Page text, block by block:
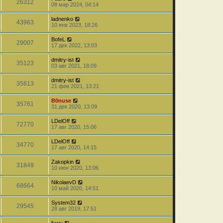
26312
08 мар 2024, 04:14
43963
ladnenko
10 янв 2023, 18:26
29007
BofeL
17 дек 2022, 13:03
35123
dmitry-ist
03 авг 2021, 18:09
35613
dmitry-ist
21 фев 2021, 13:21
35761
B0nuse
31 дек 2020, 13:09
72770
LDelOff
17 авг 2020, 15:06
34770
LDelOff
17 авг 2020, 14:15
31849
Zakopkin
10 июн 2020, 13:06
68664
NikolaevD
10 май 2020, 14:51
29545
System32
28 авг 2019, 17:51